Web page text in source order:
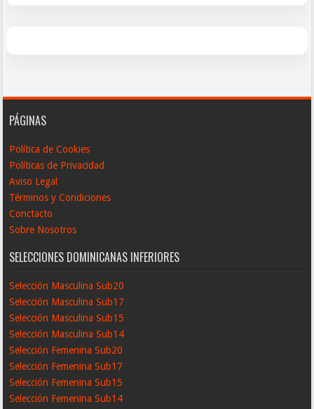
PÁGINAS
Política de Cookies
Políticas de Privacidad
Aviso Legal
Términos y Condiciones
Conctacto
Sobre Nosotros
SELECCIONES DOMINICANAS INFERIORES
Selección Masculina Sub20
Selección Masculina Sub17
Selección Masculina Sub15
Selección Masculina Sub14
Selección Femenina Sub20
Selección Femenina Sub17
Selección Femenina Sub15
Selección Femenina Sub14